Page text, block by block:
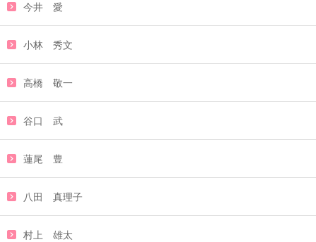
今井 愛
小林 秀文
高橋 敬一
谷口 武
蓮尾 豊
八田 真理子
村上 雄太